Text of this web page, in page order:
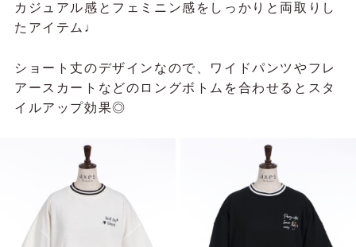
カジュアル感とフェミニン感をしっかりと両取りし
たアイテム♩
ショート丈のデザインなので、ワイドパンツやフレ
アースカートなどのロングボトムを合わせるとスタ
イルアップ効果◎